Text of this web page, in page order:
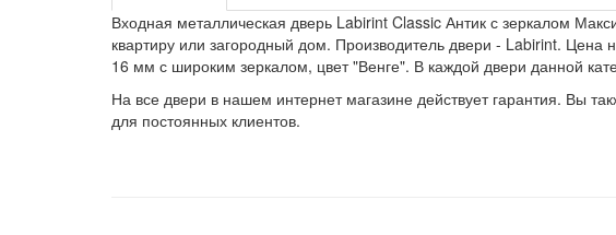
Входная металлическая дверь Labirint Classic Антик с зеркалом
квартиру или загородный дом. Производитель двери - Labirint.
16 мм с широким зеркалом, цвет "Венге". В каждой двери данной
На все двери в нашем интернет магазине действует гарантия. Вы
для постоянных клиентов.